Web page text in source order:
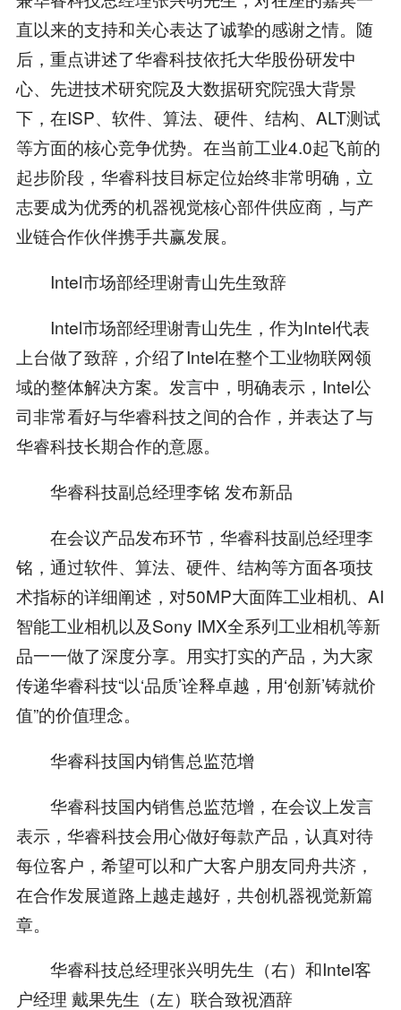
直以来的支持和关心表达了诚挚的感谢之情。随
后，重点讲述了华睿科技依托大华股份研发中
心、先进技术研究院及大数据研究院强大背景
下，在ISP、软件、算法、硬件、结构、ALT测试
等方面的核心竞争优势。在当前工业4.0起飞前的
起步阶段，华睿科技目标定位始终非常明确，立
志要成为优秀的机器视觉核心部件供应商，与产
业链合作伙伴携手共赢发展。
Intel市场部经理谢青山先生致辞
Intel市场部经理谢青山先生，作为Intel代表
上台做了致辞，介绍了Intel在整个工业物联网领
域的整体解决方案。发言中，明确表示，Intel公
司非常看好与华睿科技之间的合作，并表达了与
华睿科技长期合作的意愿。
华睿科技副总经理李铭 发布新品
在会议产品发布环节，华睿科技副总经理李
铭，通过软件、算法、硬件、结构等方面各项技
术指标的详细阐述，对50MP大面阵工业相机、AI
智能工业相机以及Sony IMX全系列工业相机等新
品一一做了深度分享。用实打实的产品，为大家
传递华睿科技“以‘品质’诠释卓越，用‘创新’铸就价
值”的价值理念。
华睿科技国内销售总监范增
华睿科技国内销售总监范增，在会议上发言
表示，华睿科技会用心做好每款产品，认真对待
每位客户，希望可以和广大客户朋友同舟共济，
在合作发展道路上越走越好，共创机器视觉新篇
章。
华睿科技总经理张兴明先生（右）和Intel客
户经理 戴果先生（左）联合致祝酒辞